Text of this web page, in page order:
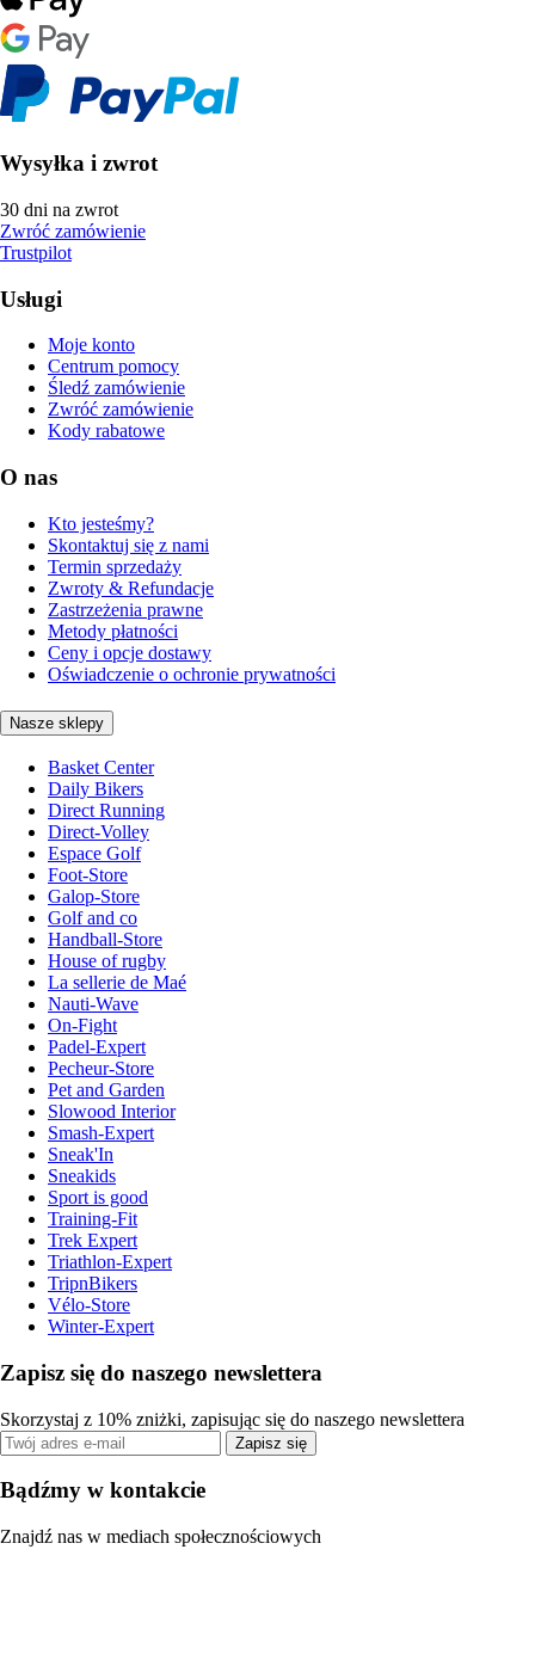
Wysyłka i zwrot
30 dni na zwrot
Zwróć zamówienie
Trustpilot
Usługi
Moje konto
Centrum pomocy
Śledź zamówienie
Zwróć zamówienie
Kody rabatowe
O nas
Kto jesteśmy?
Skontaktuj się z nami
Termin sprzedaży
Zwroty & Refundacje
Zastrzeżenia prawne
Metody płatności
Ceny i opcje dostawy
Oświadczenie o ochronie prywatności
Nasze sklepy
Basket Center
Daily Bikers
Direct Running
Direct-Volley
Espace Golf
Foot-Store
Galop-Store
Golf and co
Handball-Store
House of rugby
La sellerie de Maé
Nauti-Wave
On-Fight
Padel-Expert
Pecheur-Store
Pet and Garden
Slowood Interior
Smash-Expert
Sneak'In
Sneakids
Sport is good
Training-Fit
Trek Expert
Triathlon-Expert
TripnBikers
Vélo-Store
Winter-Expert
Zapisz się do naszego newslettera
Skorzystaj z 10% zniżki, zapisując się do naszego newslettera
Zapisz się
Bądźmy w kontakcie
Znajdź nas w mediach społecznościowych